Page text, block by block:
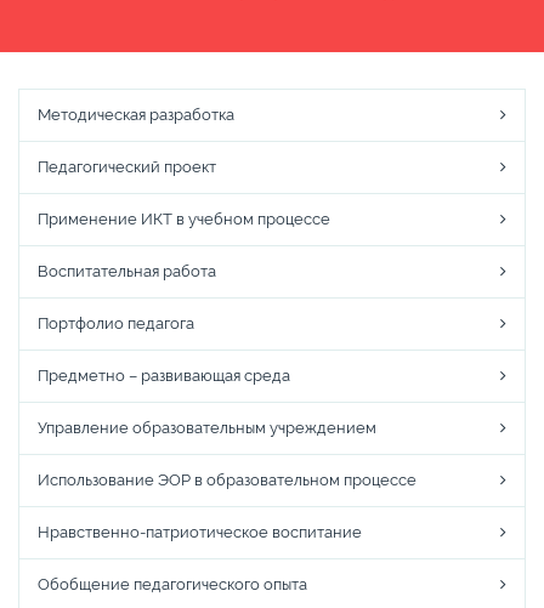
Методическая разработка
Педагогический проект
Применение ИКТ в учебном процессе
Воспитательная работа
Портфолио педагога
Предметно – развивающая среда
Управление образовательным учреждением
Использование ЭОР в образовательном процессе
Нравственно-патриотическое воспитание
Обобщение педагогического опыта